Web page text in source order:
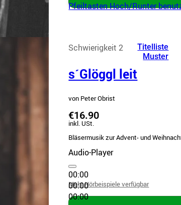
Pfeiltasten Hoch/Runter
Schwierigkeit 2
s´Glöggl leit
von Peter Obrist
Titelliste
Muster
€16.90
inkl. USt.
Bläsermusik zur Advent- und
Audio-Player
00:00
00:00
00:00
Mehr Hörbeispiele verfügbar